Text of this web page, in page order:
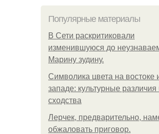
Популярные материалы
В Сети раскритиковали
изменившуюся до
Марину зудину.
Символика цвета на востоке
западе: культурные различия
сходства
Лерчек, предварительно,
обжаловать приговор.